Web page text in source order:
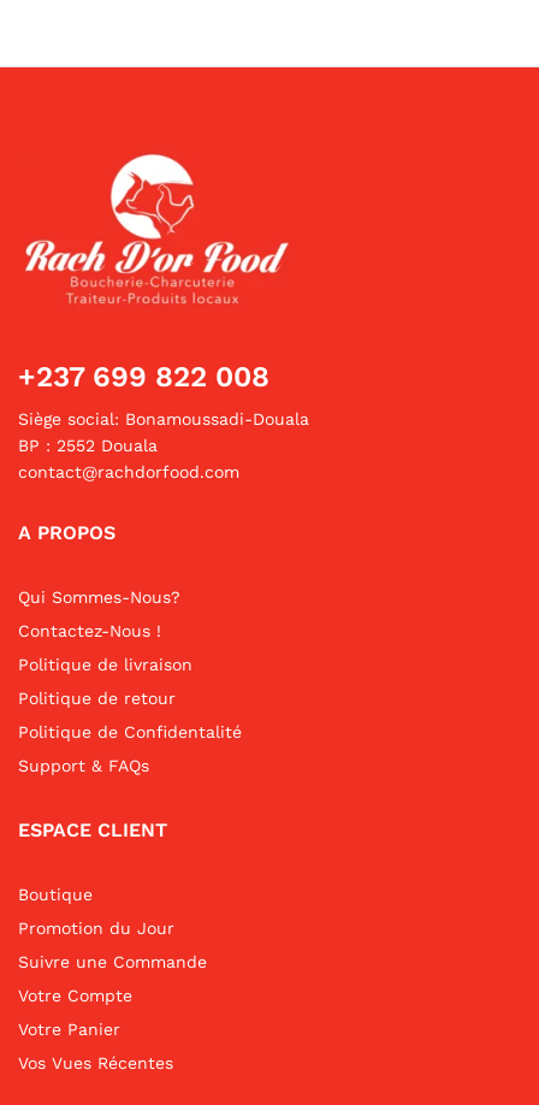
+237 699 822 008
Siège social: Bonamoussadi-Douala
BP : 2552 Douala
contact@rachdorfood.com
A PROPOS
Qui Sommes-Nous?
Contactez-Nous !
Politique de livraison
Politique de retour
Politique de Confidentalité
Support & FAQs
ESPACE CLIENT
Boutique
Promotion du Jour
Suivre une Commande
Votre Compte
Votre Panier
Vos Vues Récentes